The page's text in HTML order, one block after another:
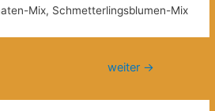
Mix, Schmetterlingsblumen-Mix
weiter →